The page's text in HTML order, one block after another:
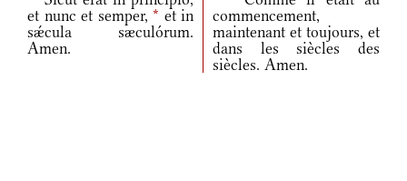
et nunc et semper, * et in
sǽcula sæculórum.
Amen.
commencement,
maintenant et toujours, et
dans les siècles des
siècles. Amen.